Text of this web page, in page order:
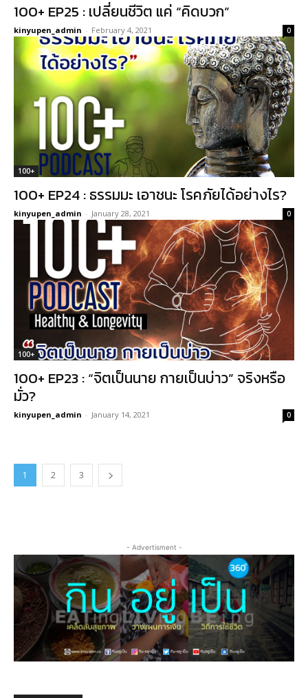
100+ EP25 : เปลี่ยนชีวิต แค่ “คิดบวก”
kinyupen_admin - February 4, 2021 0
100+
100+ EP24 : ธรรมมะ เอาชนะ โรคภัยได้อย่างไร?
kinyupen_admin - January 28, 2021 0
100+
100+ EP23 : “จิตเป็นนาย กายเป็นบ่าว” จริงหรือ
มั่ว?
kinyupen_admin - January 14, 2021 0
1 2 3
- Advertisment -